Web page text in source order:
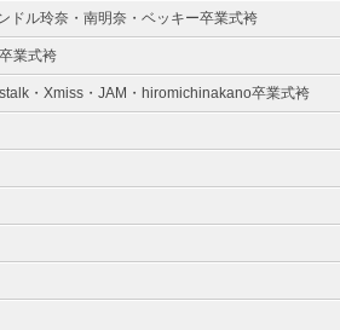
ドル玲奈・南明奈・ベッキー卒業式袴
業式袴
・Xmiss・JAM・hiromichinakano卒業式袴